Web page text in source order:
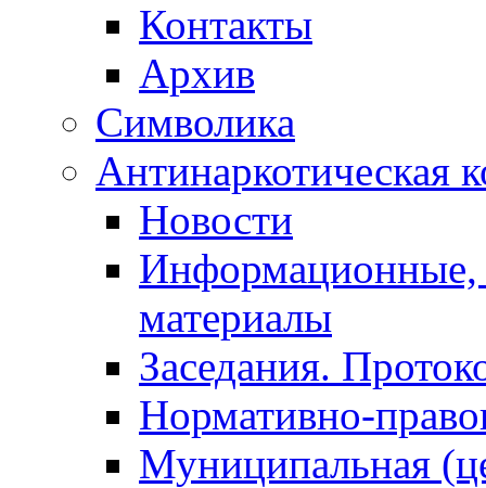
Контакты
Архив
Символика
Антинаркотическая
Новости
Информационные,
материалы
Заседания.
Нормативно-
Муниципальная